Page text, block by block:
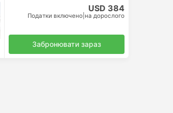
USD 384
Податки включено на дорослого
Забронювати зараз